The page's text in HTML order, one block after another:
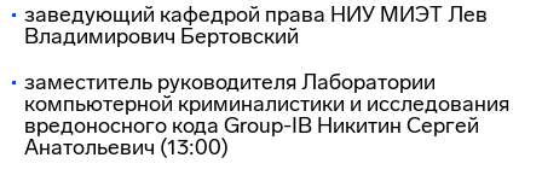
заведующий кафедрой права НИУ МИЭТ Лев
Владимирович Бертовский
заместитель руководителя Лаборатории
компьютерной криминалистики и исследования
вредоносного кода Group-IB Никитин Сергей
Анатольевич (13:00)